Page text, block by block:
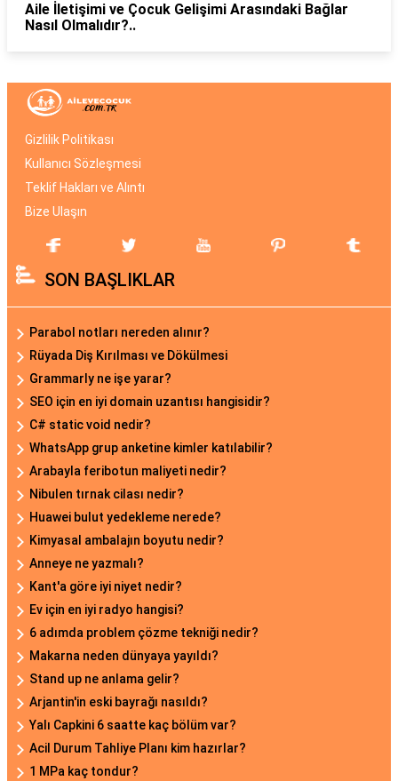
Aile İletişimi ve Çocuk Gelişimi Arasındaki Bağlar
Nasıl Olmalıdır?..
Gizlilik Politikası
Kullanıcı Sözleşmesi
Teklif Hakları ve Alıntı
Bize Ulaşın
SON BAŞLIKLAR
Parabol notları nereden alınır?
Rüyada Diş Kırılması ve Dökülmesi
Grammarly ne işe yarar?
SEO için en iyi domain uzantısı hangisidir?
C# static void nedir?
WhatsApp grup anketine kimler katılabilir?
Arabayla feribotun maliyeti nedir?
Nibulen tırnak cilası nedir?
Huawei bulut yedekleme nerede?
Kimyasal ambalajın boyutu nedir?
Anneye ne yazmalı?
Kant'a göre iyi niyet nedir?
Ev için en iyi radyo hangisi?
6 adımda problem çözme tekniği nedir?
Makarna neden dünyaya yayıldı?
Stand up ne anlama gelir?
Arjantin'in eski bayrağı nasıldı?
Yalı Capkini 6 saatte kaç bölüm var?
Acil Durum Tahliye Planı kim hazırlar?
1 MPa kaç tondur?